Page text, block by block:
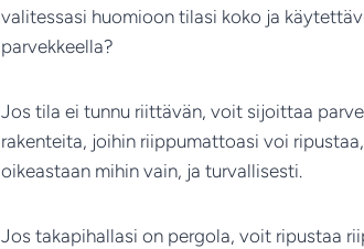
valitessasi huomioon tilasi koko ja
parvekkeella?
Jos tila ei tunnu riittävän, voit sijoittaa
rakenteita, joihin riippumattoasi voi
oikeastaan mihin vain, ja turvallisesti.
Jos takapihallasi on pergola, voit ripustaa